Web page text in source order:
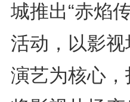
城推出“赤焰
活动，以影
演艺为核心